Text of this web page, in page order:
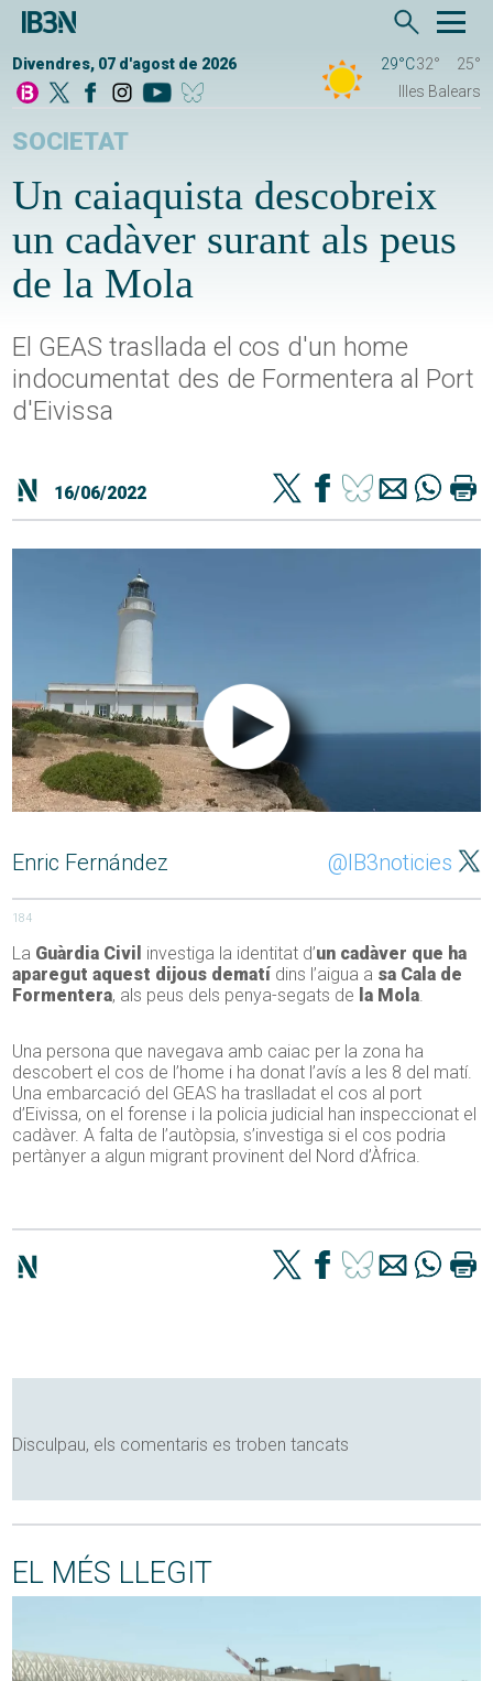
Divendres, 07 d'agost de 2026 29°C32°
25°
Illes Balears
SOCIETAT
Un caiaquista descobreix
un cadàver surant als peus
de la Mola
El GEAS trasllada el cos d'un home
indocumentat des de Formentera al Port
d'Eivissa
16/06/2022
Enric Fernández @IB3noticies
184
La Guàrdia Civil investiga la identitat d’un cadàver que ha
aparegut aquest dijous dematí dins l’aigua a sa Cala de
Formentera, als peus dels penya-segats de la Mola.
Una persona que navegava amb caiac per la zona ha
descobert el cos de l’home i ha donat l’avís a les 8 del matí.
Una embarcació del GEAS ha traslladat el cos al port
d’Eivissa, on el forense i la policia judicial han inspeccionat el
cadàver. A falta de l’autòpsia, s’investiga si el cos podria
pertànyer a algun migrant provinent del Nord d’Àfrica.
Disculpau, els comentaris es troben tancats
EL MÉS LLEGIT